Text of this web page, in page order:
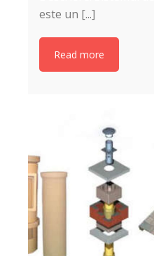
este un [...]
Read more